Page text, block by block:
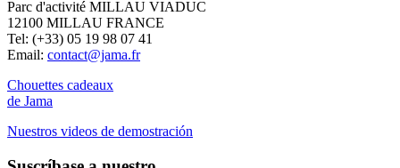
Parc d'activité MILLAU VIADUC
12100 MILLAU FRANCE
Tel: (+33) 05 19 98 07 41
Email: contact@jama.fr
Chouettes cadeaux
de Jama
Nuestros videos de demostración